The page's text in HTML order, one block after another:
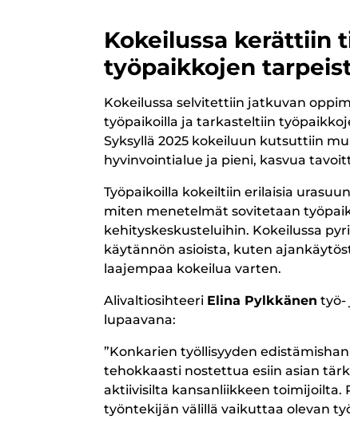
Kokeilussa kerättiin
työpaikkojen
Kokeilussa selvitettiin jatkuvan
työpaikoilla ja tarkasteltiin
Syksyllä 2025 kokeiluun kutsuttiin
hyvinvointialue ja pieni, kasvua
Työpaikoilla kokeiltiin erilaisia
miten menetelmät sovitetaan
kehityskeskusteluihin. Kokeilussa
käytännön asioista, kuten
laajempaa kokeilua varten.
Alivaltiosihteeri Elina Pylkkänen työ-
lupaavana:
”Konkarien työllisyyden
tehokkaasti nostettua esiin asian
aktiivisilta kansanliikkeen toimijoilta.
työntekijän välillä vaikuttaa olevan